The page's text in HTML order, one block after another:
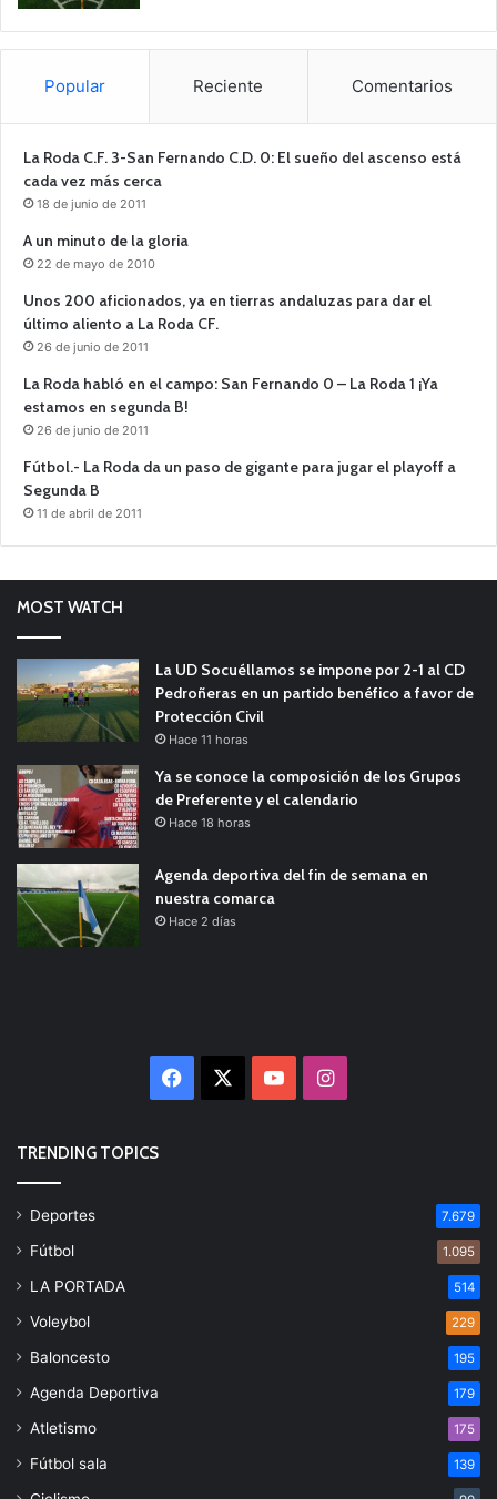
Popular Reciente Comentarios
La Roda C.F. 3-San Fernando C.D. 0: El sueño del ascenso está
cada vez más cerca
18 de junio de 2011
A un minuto de la gloria
22 de mayo de 2010
Unos 200 aficionados, ya en tierras andaluzas para dar el
último aliento a La Roda CF.
26 de junio de 2011
La Roda habló en el campo: San Fernando 0 – La Roda 1 ¡Ya
estamos en segunda B!
26 de junio de 2011
Fútbol.- La Roda da un paso de gigante para jugar el playoff a
Segunda B
11 de abril de 2011
MOST WATCH
La UD Socuéllamos se impone por 2-1 al CD
Pedroñeras en un partido benéfico a favor de
Protección Civil
Hace 11 horas
Ya se conoce la composición de los Grupos
de Preferente y el calendario
Hace 18 horas
Agenda deportiva del fin de semana en
nuestra comarca
Hace 2 días
Facebook YouTubeInstagram
TRENDING TOPICS
Deportes 7.679
Fútbol 1.095
LA PORTADA 514
Voleybol 229
Baloncesto 195
Agenda Deportiva 179
Atletismo 175
Fútbol sala 139